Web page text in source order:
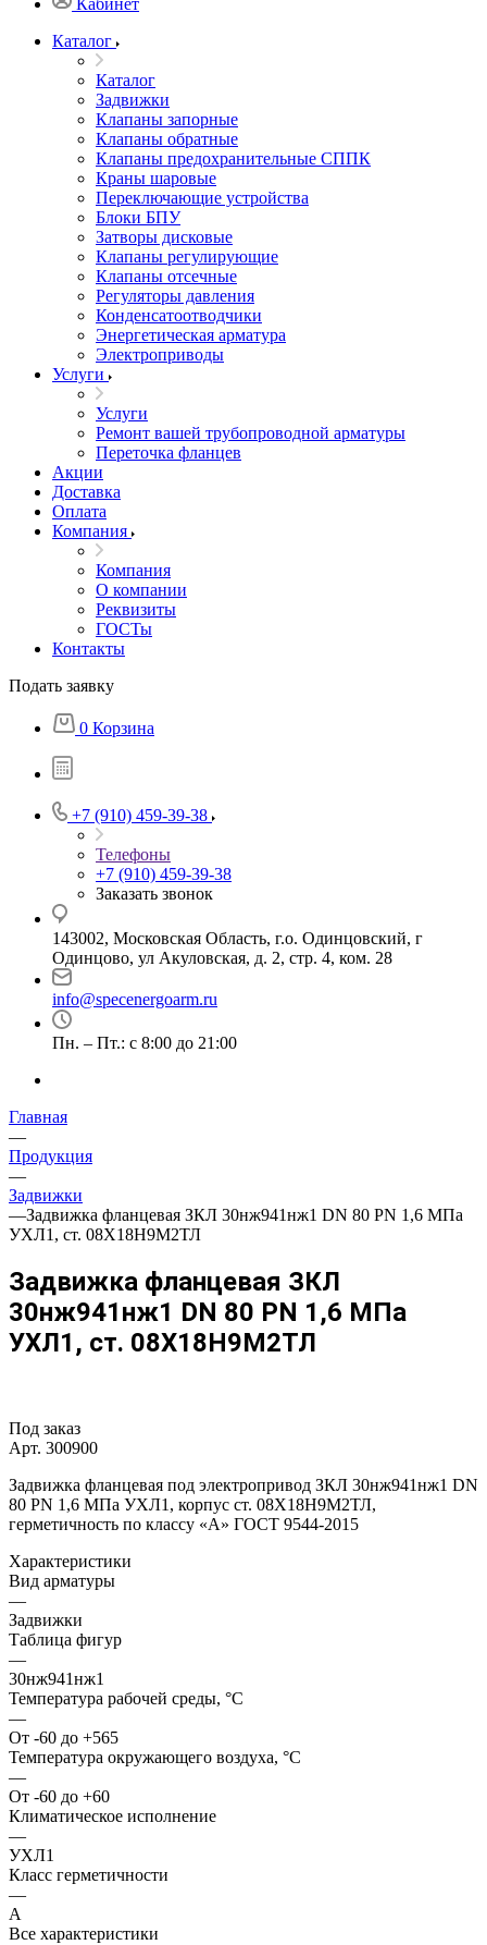
Кабинет
Каталог
Каталог
Задвижки
Клапаны запорные
Клапаны обратные
Клапаны предохранительные СППК
Краны шаровые
Переключающие устройства
Блоки БПУ
Затворы дисковые
Клапаны регулирующие
Клапаны отсечные
Регуляторы давления
Конденсатоотводчики
Энергетическая арматура
Электроприводы
Услуги
Услуги
Ремонт вашей трубопроводной арматуры
Переточка фланцев
Акции
Доставка
Оплата
Компания
Компания
О компании
Реквизиты
ГОСТы
Контакты
Подать заявку
0 Корзина
+7 (910) 459-39-38
Телефоны
+7 (910) 459-39-38
Заказать звонок
143002, Московская Область, г.о. Одинцовский, г
Одинцово, ул Акуловская, д. 2, стр. 4, ком. 28
info@specenergoarm.ru
Пн. – Пт.: с 8:00 до 21:00
Главная
—
Продукция
—
Задвижки
—Задвижка фланцевая ЗКЛ 30нж941нж1 DN 80 PN 1,6 МПа
УХЛ1, ст. 08Х18Н9М2ТЛ
Задвижка фланцевая ЗКЛ
30нж941нж1 DN 80 PN 1,6 МПа
УХЛ1, ст. 08Х18Н9М2ТЛ
Под заказ
Арт. 300900
Задвижка фланцевая под электропривод ЗКЛ 30нж941нж1 DN
80 PN 1,6 МПа УХЛ1, корпус ст. 08Х18Н9М2ТЛ,
герметичность по классу «A» ГОСТ 9544-2015
Характеристики
Вид арматуры
—
Задвижки
Таблица фигур
—
30нж941нж1
Температура рабочей среды, °С
—
От -60 до +565
Температура окружающего воздуха, °С
—
От -60 до +60
Климатическое исполнение
—
УХЛ1
Класс герметичности
—
А
Все характеристики